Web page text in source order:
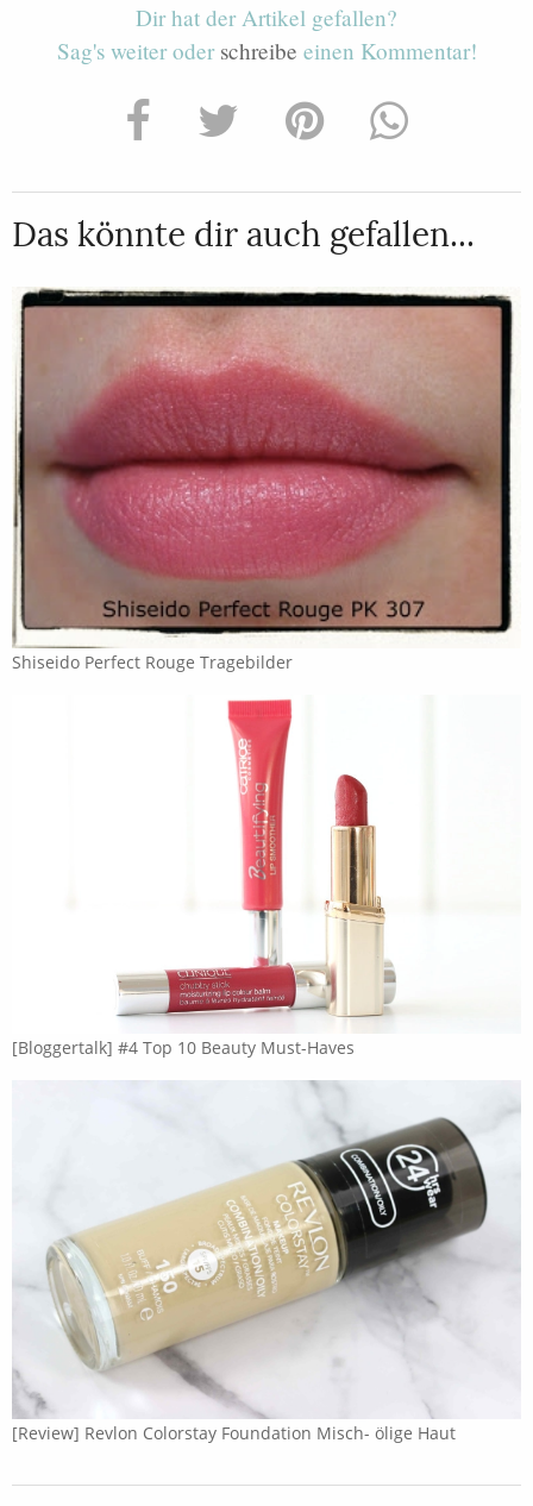
Dir hat der Artikel gefallen?
Sag's weiter oder schreibe einen Kommentar!
Das könnte dir auch gefallen...
Shiseido Perfect Rouge Tragebilder
[Bloggertalk] #4 Top 10 Beauty Must-Haves
[Review] Revlon Colorstay Foundation Misch- ölige Haut